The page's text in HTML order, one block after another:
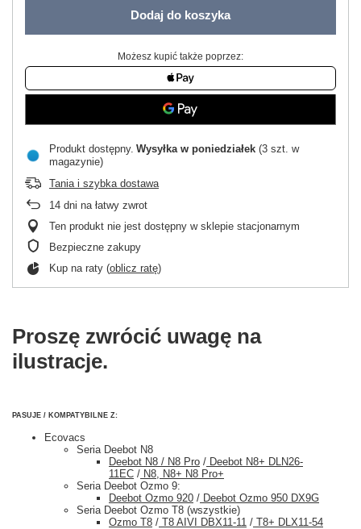
Dodaj do koszyka
Możesz kupić także poprzez:
Produkt dostępny Wysyłka w poniedziałek (3 szt. w
magazynie)
Tania i szybka dostawa
14 dni na łatwy zwrot
Ten produkt nie jest dostępny w sklepie stacjonarnym
Bezpieczne zakupy
Kup na raty (oblicz ratę)
Proszę zwrócić uwagę na
ilustracje.
PASUJE / KOMPATYBILNE Z:
Ecovacs
Seria Deebot N8
Deebot N8 / N8 Pro / Deebot N8+ DLN26-
11EC / N8, N8+ N8 Pro+
Seria Deebot Ozmo 9:
Deebot Ozmo 920 / Deebot Ozmo 950 DX9G
Seria Deebot Ozmo T8 (wszystkie)
Ozmo T8 / T8 AIVI DBX11-11 / T8+ DLX11-54